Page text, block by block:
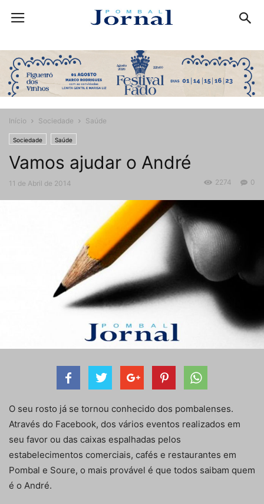
Início Sociedade Saúde
Sociedade Saúde
Vamos ajudar o André
11 de Abril de 2014 0
2274
O seu rosto já se tornou conhecido dos pombalenses.
Através do Facebook, dos vários eventos realizados em
seu favor ou das caixas espalhadas pelos
estabelecimentos comerciais, cafés e restaurantes em
Pombal e Soure, o mais provável é que todos saibam quem
é o André.